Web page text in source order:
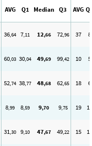
AVG Q1 Median Q3 AVG
36,64 7,11 12,66 72,96 37 8
60,03 30,04 49,69 99,42 10 5
52,74 38,77 48,68 62,65 18 6
8,99 8,59 9,70 9,75 19 14
31,30 9,10 47,67 49,22 15 10